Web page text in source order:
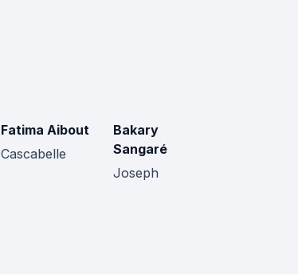
Fatima Aibout
Cascabelle
Bakary
Sangaré
Joseph